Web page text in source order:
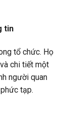
tin
tổ chức. Họ
chi tiết một
người quan
tạp.